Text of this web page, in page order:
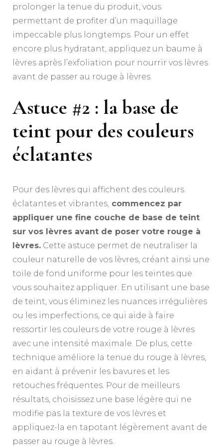
prolonger la tenue du produit, vous
permettant de profiter d’un maquillage
impeccable plus longtemps. Pour un effet
encore plus hydratant, appliquez un baume à
lèvres après l’exfoliation pour nourrir vos lèvres
avant de passer au rouge à lèvres.
Astuce #2 : la base de
teint pour des couleurs
éclatantes
Pour des lèvres qui affichent des couleurs
éclatantes et vibrantes, commencez par
appliquer une fine couche de base de teint
sur vos lèvres avant de poser votre rouge à
lèvres. Cette astuce permet de neutraliser la
couleur naturelle de vos lèvres, créant ainsi une
toile de fond uniforme pour les teintes que
vous souhaitez appliquer. En utilisant une base
de teint, vous éliminez les nuances irrégulières
ou les imperfections, ce qui aide à faire
ressortir les couleurs de votre rouge à lèvres
avec une intensité maximale. De plus, cette
technique améliore la tenue du rouge à lèvres,
en aidant à prévenir les bavures et les
retouches fréquentes. Pour de meilleurs
résultats, choisissez une base légère qui ne
modifie pas la texture de vos lèvres et
appliquez-la en tapotant légèrement avant de
passer au rouge à lèvres.